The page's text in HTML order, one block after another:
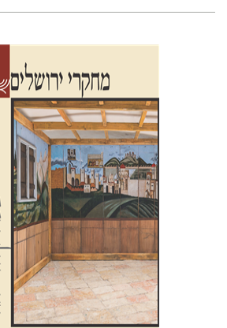
שלום צבר גלית חזן-רוקם
סלמון
הנחת אתר ספר מודפס
$35
$32